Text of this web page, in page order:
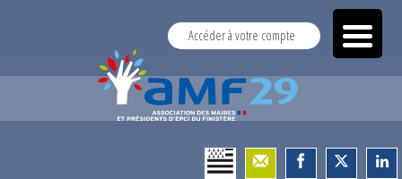
Accéder à votre compte